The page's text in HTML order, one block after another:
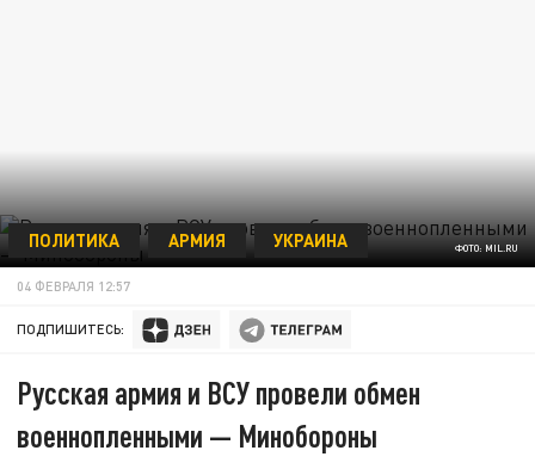
ФОТО: MIL.RU
ПОЛИТИКА АРМИЯ УКРАИНА
04 ФЕВРАЛЯ 12:57
ПОДПИШИТЕСЬ:
Русская армия и ВСУ провели обмен
военнопленными — Минобороны